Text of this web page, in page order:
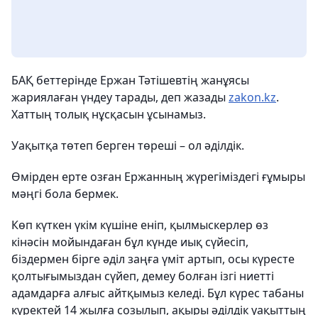
БАҚ беттерінде Ержан Тәтішевтің жанұясы
жариялаған үндеу тарады, деп жазады zakon.kz.
Хаттың толық нұсқасын ұсынамыз.
Уақытқа төтеп берген төреші – ол әділдік.
Өмірден ерте озған Ержанның жүрегіміздегі ғұмыры
мәңгі бола бермек.
Көп күткен үкім күшіне еніп, қылмыскерлер өз
кінәсін мойындаған бұл күнде иық сүйесіп,
біздермен бірге әділ заңға үміт артып, осы күресте
қолтығымыздан сүйеп, демеу болған ізгі ниетті
адамдарға алғыс айтқымыз келеді. Бұл күрес табаны
күректей 14 жылға созылып, ақыры әділдік уақыттың